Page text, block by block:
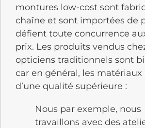
montures low-cost sont
chaîne et sont importées de
défient toute concurrence
prix. Les produits vendus
opticiens traditionnels sont
car en général, les matériaux
d’une qualité supérieure :
Nous par exemple, nous
travaillons avec des